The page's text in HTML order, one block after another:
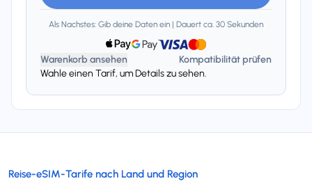
Als Nachstes: Gib deine Daten ein | Dauert ca. 30 Sekunden
Warenkorb ansehen
Kompatibilität prüfen
Wahle einen Tarif, um Details zu sehen.
Reise-eSIM-Tarife nach Land und Region